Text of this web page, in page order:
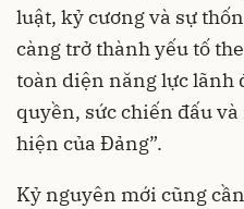
luật, kỷ cương và sự
càng trở thành yếu tố
toàn diện năng lực lãnh
quyền, sức chiến đấu
hiện của Đảng”.
Kỷ nguyên mới cũng